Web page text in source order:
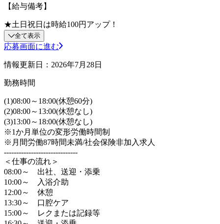
【給与備考】
★土日祝日は時給100円アップ！
全て表示
応募画面に進む
情報更新日：2026年7月28日
勤務時間
(1)08:00～18:00(休憩60分)
(2)08:00～13:00(休憩なし)
(3)13:00～18:00(休憩なし)
※1か月単位の変形労働時間制
※月間労働87時間未満/社会保険非加入求人
------------------------------
＜仕事の流れ＞
08:00～ 出社、送迎・添乗
10:00～ 入浴介助
12:00～ 休憩
13:30～ 口腔ケア
15:00～ レクまたは記録等